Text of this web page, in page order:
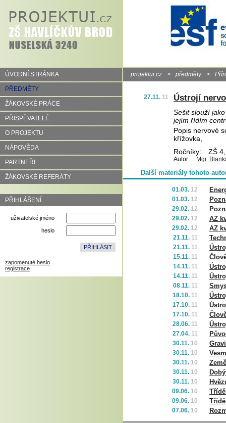
ÚVODNÍ STRÁNKA
PŘEDMĚTY
ŽÁKOVSKÉ PRÁCE
PŘISPĚVATELÉ
O PROJEKTU
NÁPOVĚDA
PARTNEŘI
ŽÁKOVSKÉ REFERÁTY
PŘIHLÁŠENÍ
uživatelské jméno
heslo
zapomenuté heslo
registrace
projektui.cz > předměty >
27.11. 11 Ústrojí
Sešit slouží
jejím řídím
Popis nervové
křížovka,
Ročníky:
ZŠ
Autor: Mgr.
Další materiály tohoto
01.03. 12
01.03. 12
29.02. 12
29.02. 12 AZ
29.02. 12 AZ
21.11. 11
21.11. 11
15.11. 11
14.11. 11
14.11. 11
08.11. 11
18.10. 11
17.10. 11
17.10. 11
28.06. 11
27.04. 11
30.11. 10
30.11. 10
30.11. 10
30.11. 10
30.11. 10
09.06. 10
09.06. 10
07.06. 10